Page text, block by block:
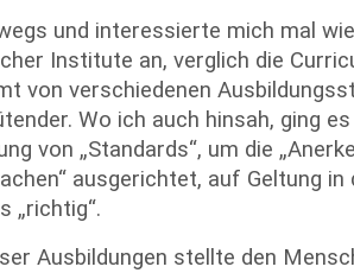
und interessierte mich mal
Institute an, verglich die
von verschiedenen
Wo ich auch hinsah, ging
von „Standards“, um die
ausgerichtet, auf Geltung
„richtig“.
Ausbildungen stellte den